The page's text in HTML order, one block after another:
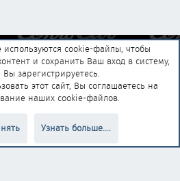
правила
Помощь Главная
R
от Jumuro®
cookie-файлы, чтобы
и сохранить Ваш вход в систему,
Вы зарегистрируетесь.
этот сайт, Вы соглашаетесь на
наших cookie-файлов.
Узнать больше....